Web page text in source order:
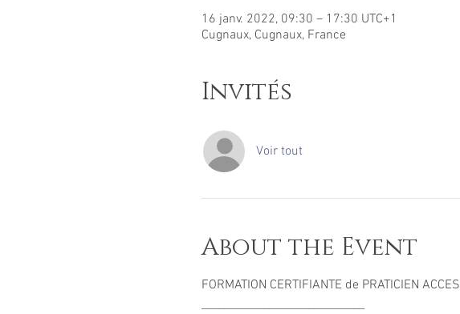
16 janv. 2022, 09:30 – 17:30 UTC+1
Cugnaux, Cugnaux, France
Invités
Voir tout
About the Event
FORMATION CERTIFIANTE de PRATICIEN